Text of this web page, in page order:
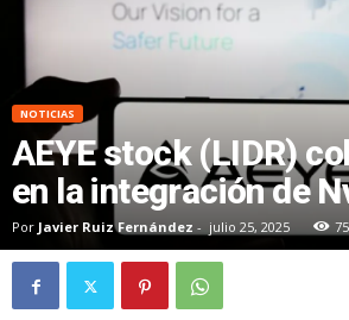
NOTICIAS
AEYE stock (LIDR)
en la integración de
Por Javier Ruiz Fernández - julio 25, 2025 75